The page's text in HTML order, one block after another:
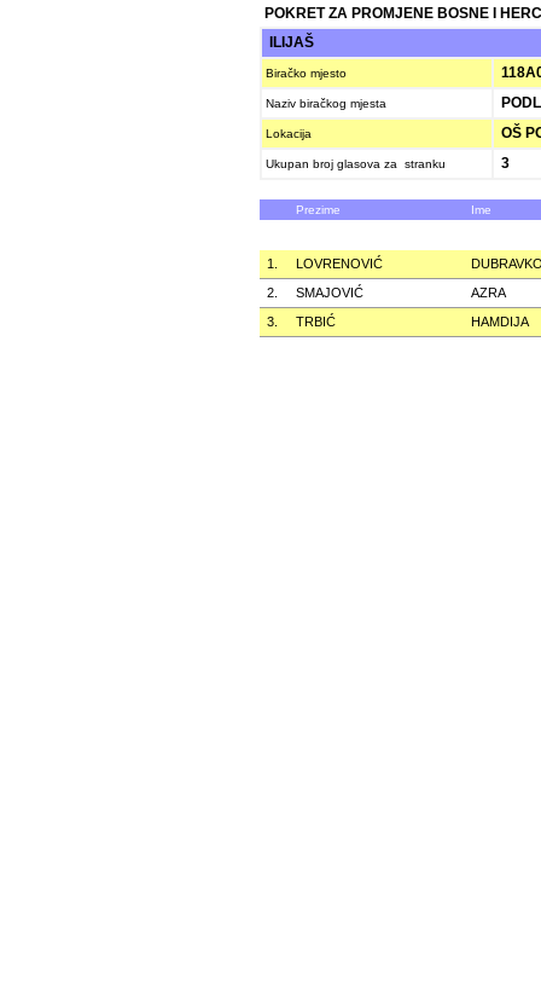
POKRET ZA PROMJENE BOSNE I
ILIJAŠ
Biračko mjesto
Naziv biračkog mjesta
Lokacija OŠ
Ukupan broj glasova za stranku 3
Prezime Ime
1. LOVRENOVIĆ
2.
SMAJOVIĆ
AZRA
3.
TRBIĆ HAMDIJA